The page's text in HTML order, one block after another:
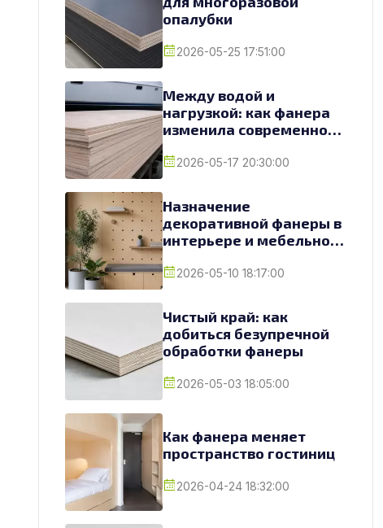
опалубки
2026-05-25 17:51:00
Между водой и
нагрузкой: как фанера
изменила современное
2026-05-17 20:30:00
Назначение
декоративной фанеры в
интерьере и мебельном
2026-05-10 18:17:00
Чистый край: как
добиться безупречной
обработки фанеры
2026-05-03 18:05:00
Как фанера меняет
пространство гостиниц
2026-04-24 18:32:00